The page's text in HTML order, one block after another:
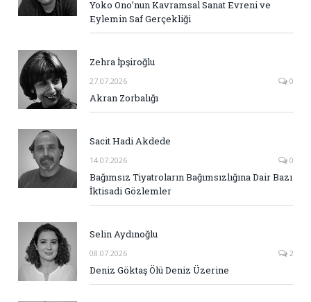
Yoko Ono’nun Kavramsal Sanat Evreni ve
Eylemin Saf Gerçekliği
Zehra İpşiroğlu
27.07.2026 0
Akran Zorbalığı
Sacit Hadi Akdede
14.07.2026 0
Bağımsız Tiyatroların Bağımsızlığına Dair Bazı
İktisadi Gözlemler
Selin Aydınoğlu
08.07.2026 2
Deniz Göktaş Ölü Deniz Üzerine